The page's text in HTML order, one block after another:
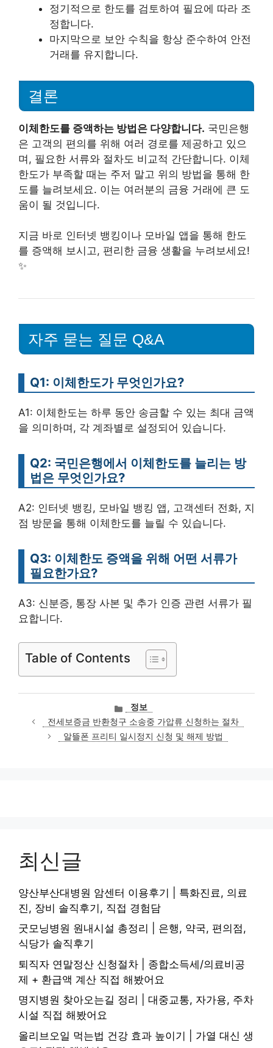
정기적으로 한도를 검토하여 필요에 따라 조
정합니다.
마지막으로 보안 수칙을 항상 준수하여 안전
거래를 유지합니다.
결론
이체한도를 증액하는 방법은 다양합니다. 국민은행
은 고객의 편의를 위해 여러 경로를 제공하고 있으
며, 필요한 서류와 절차도 비교적 간단합니다. 이체
한도가 부족할 때는 주저 말고 위의 방법을 통해 한
도를 늘려보세요. 이는 여러분의 금융 거래에 큰 도
움이 될 것입니다.
지금 바로 인터넷 뱅킹이나 모바일 앱을 통해 한도
를 증액해 보시고, 편리한 금융 생활을 누려보세요!
✨
자주 묻는 질문 Q&A
Q1: 이체한도가 무엇인가요?
A1: 이체한도는 하루 동안 송금할 수 있는 최대 금액
을 의미하며, 각 계좌별로 설정되어 있습니다.
Q2: 국민은행에서 이체한도를 늘리는 방
법은 무엇인가요?
A2: 인터넷 뱅킹, 모바일 뱅킹 앱, 고객센터 전화, 지
점 방문을 통해 이체한도를 늘릴 수 있습니다.
Q3: 이체한도 증액을 위해 어떤 서류가
필요한가요?
A3: 신분증, 통장 사본 및 추가 인증 관련 서류가 필
요합니다.
Table of Contents
카
테
고
리
정보
전세보증금 반환청구 소송중 가압류 신청하는 절차
알뜰폰 프리티 일시정지 신청 및 해제 방법
최신글
양산부산대병원 암센터 이용후기 | 특화진료, 의료
진, 장비 솔직후기, 직접 경험담
굿모닝병원 원내시설 총정리 | 은행, 약국, 편의점,
식당가 솔직후기
퇴직자 연말정산 신청절차 | 종합소득세/의료비공
제 + 환급액 계산 직접 해봤어요
명지병원 찾아오는길 정리 | 대중교통, 자가용, 주차
시설 직접 해봤어요
올리브오일 먹는법 건강 효과 높이기 | 가열 대신 생